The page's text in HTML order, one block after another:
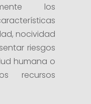
los
nocividad
riesgos
humana o
recursos